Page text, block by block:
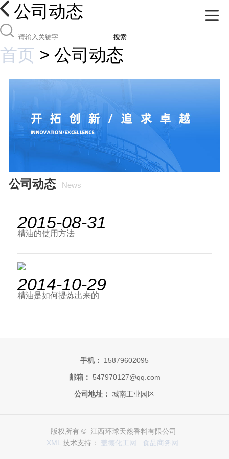
公司动态
搜索
首页 > 公司动态
公司动态 News
2015-08-31
精油的使用方法
2014-10-29
精油是如何提炼出来的
手机： 15879602095
邮箱： 547970127@qq.com
公司地址： 城南工业园区
版权所有 © 江西环球天然香料有限公司
XML 技术支持： 盖德化工网 食品商务网